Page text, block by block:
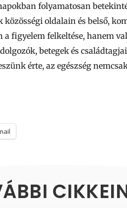
folyamatosan
oldalain és belső,
a figyelem felkeltése, hanem
betegek és
érte, az egészség